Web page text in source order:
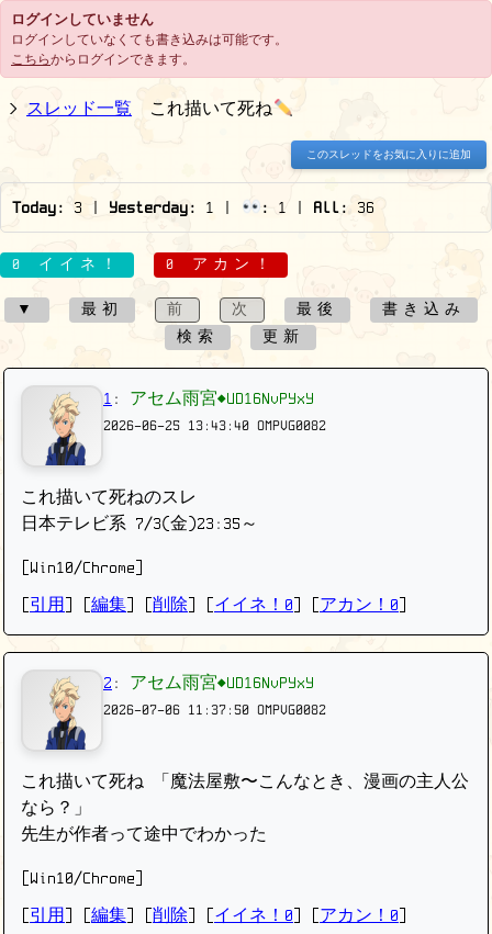
ログインしていません
ログインしていなくても書き込みは可能です。
こちらからログインできます。
スレッド一覧 これ描いて死ね
このスレッドをお気に入りに追加
Today: 3 Yesterday: 1 : 1 All: 36
0 イイネ！ 0 アカン！
▼ 最初 前 次 最後
書き込み
検索
更新
1 : アセム雨宮◆UD16NvPYxY
2026-06-25 13:43:40 OMPVG0082
これ描いて死ねのスレ
日本テレビ系 7/3(金)23:35～
[Win10/Chrome]
引用 編集 削除 イイネ！0 アカン！0
2 : アセム雨宮◆UD16NvPYxY
2026-07-06 11:37:50 OMPVG0082
これ描いて死ね 「魔法屋敷〜こんなとき、漫画の主人公
なら？」
先生が作者って途中でわかった
[Win10/Chrome]
引用 編集 削除 イイネ！0 アカン！0